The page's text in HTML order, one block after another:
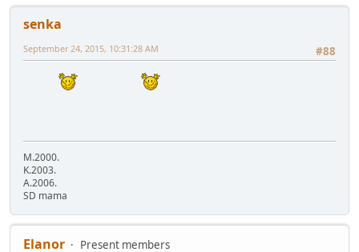
senka
#88
September 24, 2015, 10:31:28 AM
M.2000.
K.2003.
A.2006.
SD mama
Elanor Present members